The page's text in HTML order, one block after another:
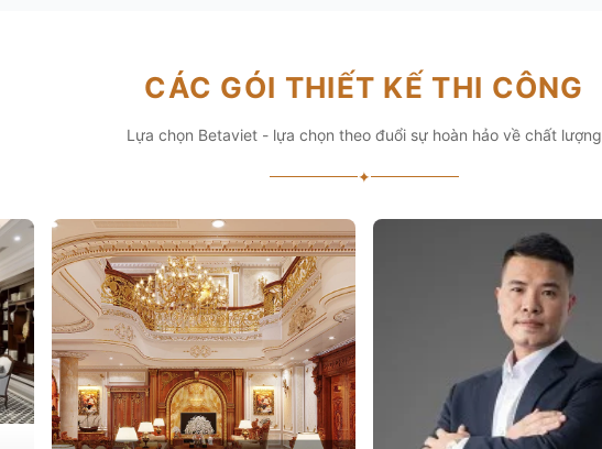
CÁC GÓI THIẾT KẾ THI CÔNG
Lựa chọn Betaviet - lựa chọn theo đuổi sự hoàn hảo về chất lượng
✦